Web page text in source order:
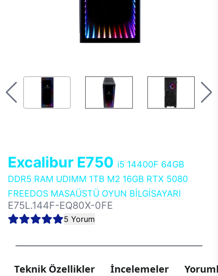
Excalibur E750 i5 14400F 64GB
DDR5 RAM UDIMM 1TB M2 16GB RTX 5080
FREEDOS MASAÜSTÜ OYUN BİLGİSAYARI
E75L.144F-EQ80X-0FE
5 Yorum
Teknik Özellikler İncelemeler